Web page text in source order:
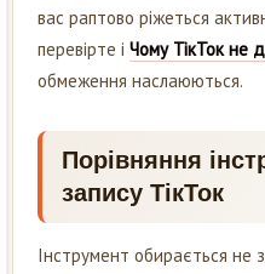
вас раптово ріжеться
перевірте і Чому ТікТок не
обмеження наслаюються.
Порівняння
запису ТікТок
Інструмент обирається не